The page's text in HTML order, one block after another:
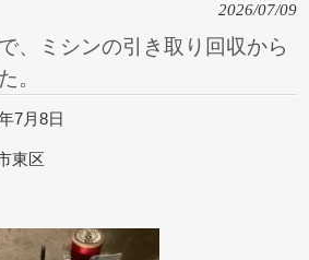
2026/07/09
、ミシンの引き取り回収から
。
7月8日
東区